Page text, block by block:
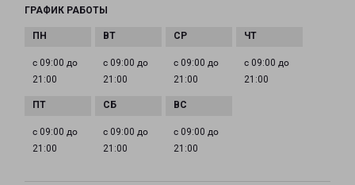
ГРАФИК РАБОТЫ
с 09:00 до
21:00
с 09:00 до
21:00
с 09:00 до
21:00
с 09:00 до
21:00
с 09:00 до
21:00
с 09:00 до
21:00
с 09:00 до
21:00